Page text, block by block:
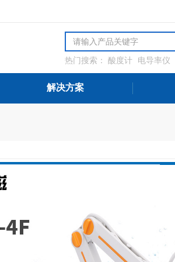
热门搜索： 酸度计 电导率仪
解决方案